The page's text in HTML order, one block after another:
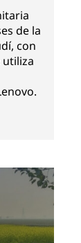
de la
con
utiliza